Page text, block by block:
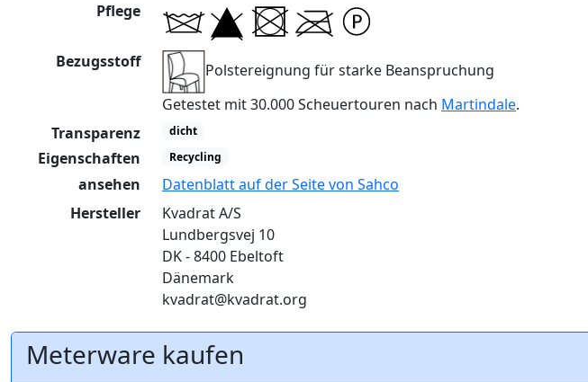
Pflege
Bezugsstoff
Polstereignung für starke Beanspruchung
Getestet mit 30.000 Scheuertouren nach Martindale.
Transparenz
dicht
Eigenschaften Recycling
ansehen
Datenblatt auf der Seite von Sahco
Hersteller
Kvadrat A/S
Lundbergsvej 10
DK - 8400 Ebeltoft
Dänemark
kvadrat@kvadrat.org
Meterware kaufen